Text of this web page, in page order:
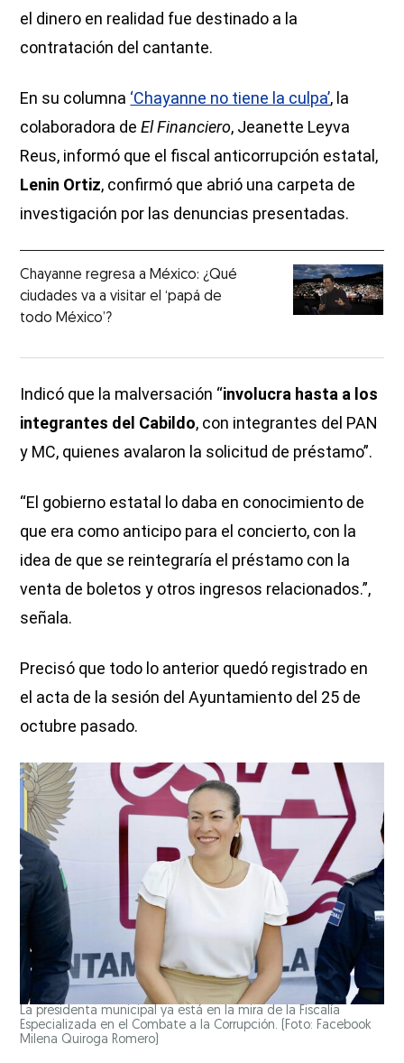
el dinero en realidad fue destinado a la
contratación del cantante.
En su columna ‘Chayanne no tiene la culpa’, la
colaboradora deEl Financiero, Jeanette Leyva
Reus, informó que el fiscal anticorrupción estatal,
Lenin Ortiz, confirmó que abrió una carpeta de
investigación por las denuncias presentadas.
Chayanne regresa a México: ¿Qué
ciudades va a visitar el ‘papá de
todo México’?
Indicó que la malversación “involucra hasta a los
integrantes del Cabildo, con integrantes del PAN
y MC, quienes avalaron la solicitud de préstamo”.
“El gobierno estatal lo daba en conocimiento de
que era como anticipo para el concierto, con la
idea de que se reintegraría el préstamo con la
venta de boletos y otros ingresos relacionados.”,
señala.
Precisó que todo lo anterior quedó registrado en
el acta de la sesión del Ayuntamiento del 25 de
octubre pasado.
La presidenta municipal ya está en la mira de la Fiscalía
Especializada en el Combate a la Corrupción. (Foto: Facebook
Milena Quiroga Romero)